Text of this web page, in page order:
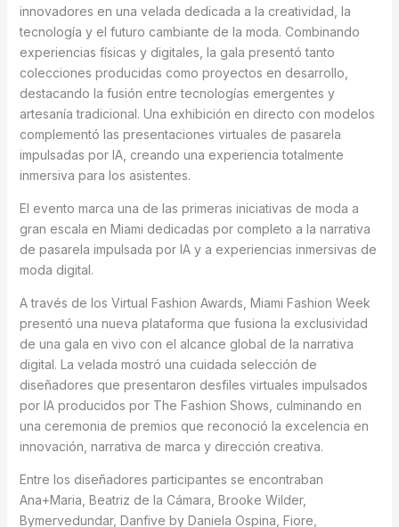
innovadores en una velada dedicada a la creatividad, la
tecnología y el futuro cambiante de la moda. Combinando
experiencias físicas y digitales, la gala presentó tanto
colecciones producidas como proyectos en desarrollo,
destacando la fusión entre tecnologías emergentes y
artesanía tradicional. Una exhibición en directo con modelos
complementó las presentaciones virtuales de pasarela
impulsadas por IA, creando una experiencia totalmente
inmersiva para los asistentes.
El evento marca una de las primeras iniciativas de moda a
gran escala en Miami dedicadas por completo a la narrativa
de pasarela impulsada por IA y a experiencias inmersivas de
moda digital.
A través de los Virtual Fashion Awards, Miami Fashion Week
presentó una nueva plataforma que fusiona la exclusividad
de una gala en vivo con el alcance global de la narrativa
digital. La velada mostró una cuidada selección de
diseñadores que presentaron desfiles virtuales impulsados
por IA producidos por The Fashion Shows, culminando en
una ceremonia de premios que reconoció la excelencia en
innovación, narrativa de marca y dirección creativa.
Entre los diseñadores participantes se encontraban
Ana+Maria, Beatriz de la Cámara, Brooke Wilder,
Bymervedundar, Danfive by Daniela Ospina, Fiore,